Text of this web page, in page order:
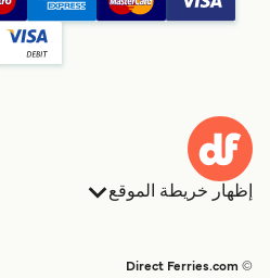
إظهار خريطة الموقع
البلدان